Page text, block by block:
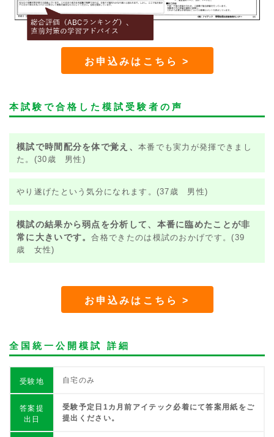
お申込みはこちら >
本試験で合格した模試受験者の声
模試で時間配分を体で覚え、 本番でも実力が発揮できまし
た。(30歳 男性)
やり遂げたという気分になれます。(37歳 男性)
模試の結果から弱点を分析して、本番に臨めたことが非
常に大きいです。合格できたのは模試のおかげです。(39
歳 女性)
お申込みはこちら >
全国統一公開模試 詳細
受験地 自宅のみ
答案提
出日
受験予定日1カ月前アイテック必着にて答案用紙をご
提出ください。